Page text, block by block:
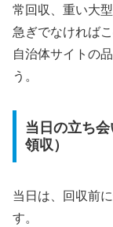
常回収、重い大
急ぎでなければ
自治体サイトの
う。
当日の立ち
領収）
当日は、回収前
す。